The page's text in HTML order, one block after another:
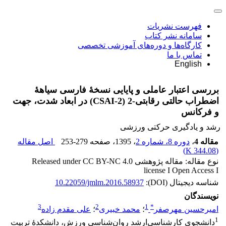
فهرست نشریات
سامانه نشر کتاب
کارگاه‌ها و دوره‌های آموزشی تخصصی
تماس با ما
English
بررسی اعتبار عاملی و پایایی نسخۀ فارسی سیاهۀ
اضطراب حالتی رقابتی-2 (CSAI-2) در ابعاد شدت، جهت
و فرکانس
رشد و یادگیری حرکتی ورزشی
مقاله 4
، دوره 8، شماره 2 ، 1395 ، صفحه 253-279
اصل مقاله
(
344.08 K
)
نوع مقاله: مقاله پژوهشی Released under CC BY-NC 4.0
license I Open Access I
شناسه دیجیتال (DOI):
10.22059/jmlm.2016.58937
نویسندگان
امیرحسین مهرصفر *
1؛ محمد خبیری2؛ علی مقدم زاده3
1دانشجوی کارشناسی‌ارشد روا‌‌ن‌شناسی ورزش، دانشکدۀ تربیت